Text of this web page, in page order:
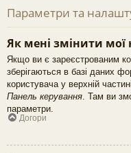
Параметри та
Як мені змінити
Якщо ви є зареєстрованим
зберігаються в базі даних
користувача у верхній
Панель керування . Там ви
параметри.
Догори